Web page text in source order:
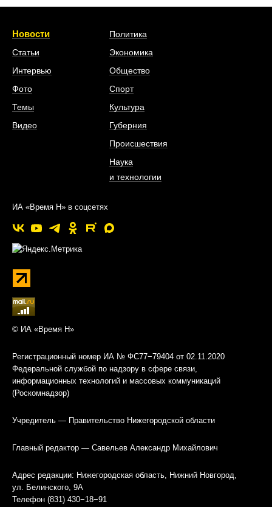
Новости
Статьи
Интервью
Фото
Темы
Видео
Политика
Экономика
Общество
Спорт
Культура
Губерния
Происшествия
Наука
и технологии
ИА «Время Н» в соцсетях
© ИА «Время Н»
Регистрационный номер ИА № ФС77−79404 от 02.11.2020
Федеральной службой по надзору в сфере связи,
информационных технологий и массовых коммуникаций
(Роскомнадзор)
Учредитель — Правительство Нижегородской области
Главный редактор — Савельев Александр Михайлович
Адрес редакции: Нижегородская область, Нижний Новгород,
ул. Белинского, 9А
Телефон (831) 430−18−91